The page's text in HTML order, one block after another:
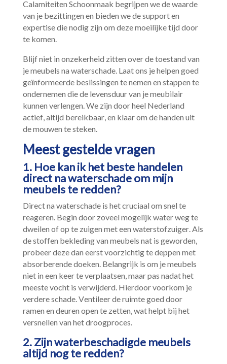
Calamiteiten Schoonmaak begrijpen we de waarde
van je bezittingen en bieden we de support en
expertise die nodig zijn om deze moeilijke tijd door
te komen.​
Blijf niet in onzekerheid zitten over de toestand van
je meubels na waterschade.​ Laat ons je helpen goed
geïnformeerde beslissingen te nemen en stappen te
ondernemen die de levensduur van je meubilair
kunnen verlengen.​ We zijn door heel Nederland
actief, altijd bereikbaar, en klaar om de handen uit
de mouwen te steken.​
Meest gestelde vragen
1.​ Hoe kan ik het beste handelen
direct na waterschade om mijn
meubels te redden?
Direct na waterschade is het cruciaal om snel te
reageren.​ Begin door zoveel mogelijk water weg te
dweilen of op te zuigen met een waterstofzuiger.​ Als
de stoffen bekleding van meubels nat is geworden,
probeer deze dan eerst voorzichtig te deppen met
absorberende doeken.​ Belangrijk is om je meubels
niet in een keer te verplaatsen, maar pas nadat het
meeste vocht is verwijderd.​ Hierdoor voorkom je
verdere schade.​ Ventileer de ruimte goed door
ramen en deuren open te zetten, wat helpt bij het
versnellen van het droogproces.​
2.​ Zijn waterbeschadigde meubels
altijd nog te redden?